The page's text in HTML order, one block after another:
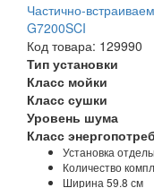
Частично-
G7200SCI
Код товара: 129990
Тип установки
Класс мойки
Класс сушки
Уровень шума
Класс
Установка
Количество
Ширина 59.8 см